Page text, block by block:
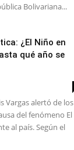
Bolivariana...
¿El Niño en
qué año se
Vargas alertó de los
del fenómeno El
al país. Según el